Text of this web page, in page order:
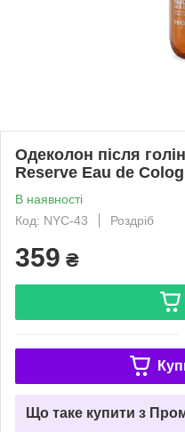
Одеколон після
Reserve Eau de
В наявності
Код: NYC-43
Роздріб
359 ₴
Що таке купити з